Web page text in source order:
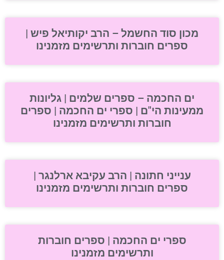
מכון סוד החשמל – הרב יקותיאל פיש |
ספרים חוברות ותרשימים מזמנינו
ים החכמה – ספרים שלמים | גליונות
ממעינות הי"ם | ספרי ים החכמה | ספרים
חוברות ותרשימים מזמנינו
ענייני חתונה | הרב עקיבא ארלנגר |
ספרים חוברות ותרשימים מזמנינו
ספרי ים החכמה | ספרים חוברות
ותרשימים מזמנינו